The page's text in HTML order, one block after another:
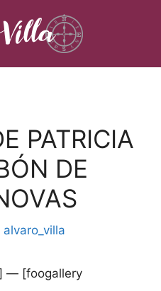
PATRICIA
DE
alvaro_villa
— [foogallery